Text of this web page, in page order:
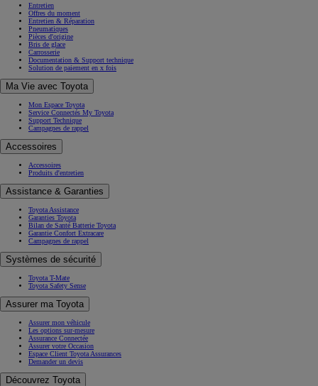
Entretien
Offres du moment
Entretien & Réparation
Pneumatiques
Pièces d'origine
Bris de glace
Carrosserie
Documentation & Support technique
Solution de paiement en x fois
Ma Vie avec Toyota
Mon Espace Toyota
Service Connectés My Toyota
Support Technique
Campagnes de rappel
Accessoires
Accessoires
Produits d'entretien
Assistance & Garanties
Toyota Assistance
Garanties Toyota
Bilan de Santé Batterie Toyota
Garantie Confort Extracare
Campagnes de rappel
Systèmes de sécurité
Toyota T-Mate
Toyota Safety Sense
Assurer ma Toyota
Assurer mon véhicule
Les options sur-mesure
Assurance Connectée
Assurer votre Occasion
Espace Client Toyota Assurances
Demander un devis
Découvrez Toyota